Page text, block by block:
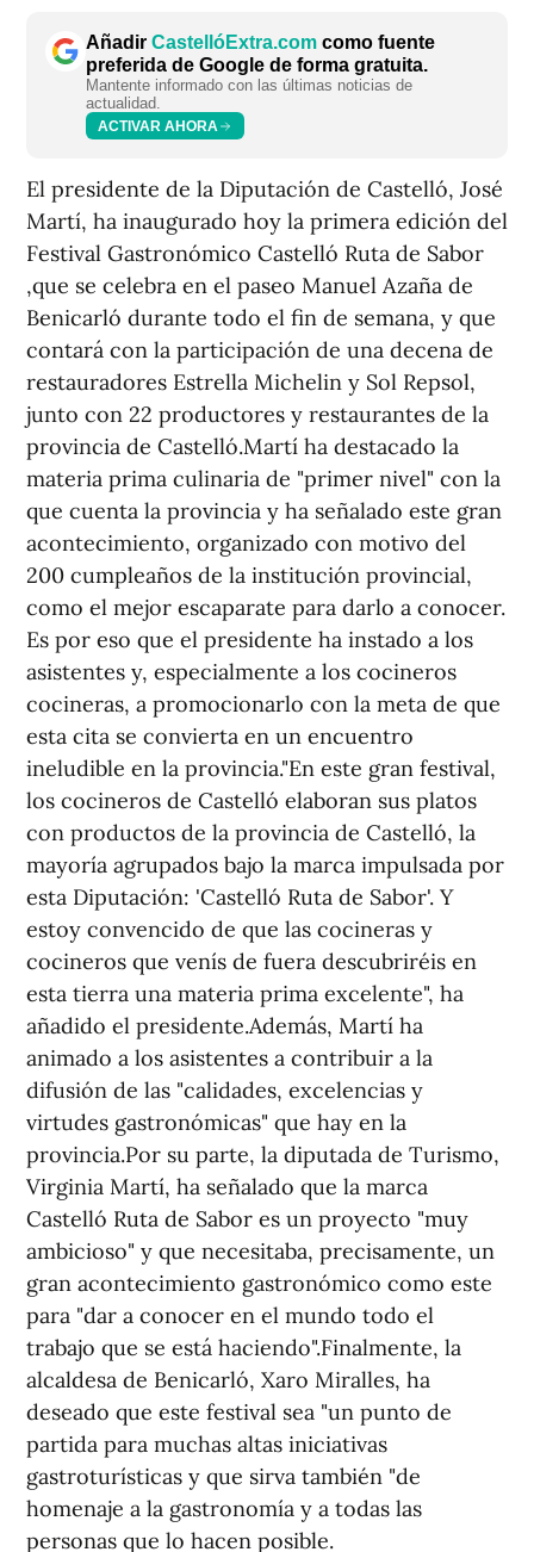
Añadir CastellóExtra.com como fuente
preferida de Google de forma gratuita.
Mantente informado con las últimas noticias de
actualidad.
ACTIVAR AHORA
El presidente de la Diputación de Castelló, José
Martí, ha inaugurado hoy la primera edición del
Festival Gastronómico Castelló Ruta de Sabor
,que se celebra en el paseo Manuel Azaña de
Benicarló durante todo el fin de semana, y que
contará con la participación de una decena de
restauradores Estrella Michelin y Sol Repsol,
junto con 22 productores y restaurantes de la
provincia de Castelló.Martí ha destacado la
materia prima culinaria de "primer nivel" con la
que cuenta la provincia y ha señalado este gran
acontecimiento, organizado con motivo del
200 cumpleaños de la institución provincial,
como el mejor escaparate para darlo a conocer.
Es por eso que el presidente ha instado a los
asistentes y, especialmente a los cocineros
cocineras, a promocionarlo con la meta de que
esta cita se convierta en un encuentro
ineludible en la provincia."En este gran festival,
los cocineros de Castelló elaboran sus platos
con productos de la provincia de Castelló, la
mayoría agrupados bajo la marca impulsada por
esta Diputación: 'Castelló Ruta de Sabor'. Y
estoy convencido de que las cocineras y
cocineros que venís de fuera descubriréis en
esta tierra una materia prima excelente", ha
añadido el presidente.Además, Martí ha
animado a los asistentes a contribuir a la
difusión de las "calidades, excelencias y
virtudes gastronómicas" que hay en la
provincia.Por su parte, la diputada de Turismo,
Virginia Martí, ha señalado que la marca
Castelló Ruta de Sabor es un proyecto "muy
ambicioso" y que necesitaba, precisamente, un
gran acontecimiento gastronómico como este
para "dar a conocer en el mundo todo el
trabajo que se está haciendo".Finalmente, la
alcaldesa de Benicarló, Xaro Miralles, ha
deseado que este festival sea "un punto de
partida para muchas altas iniciativas
gastroturísticas y que sirva también "de
homenaje a la gastronomía y a todas las
personas que lo hacen posible.